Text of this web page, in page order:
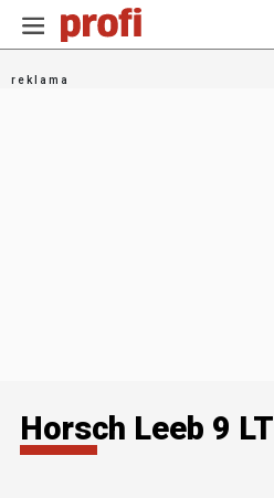
Horsch Leeb 9 LT